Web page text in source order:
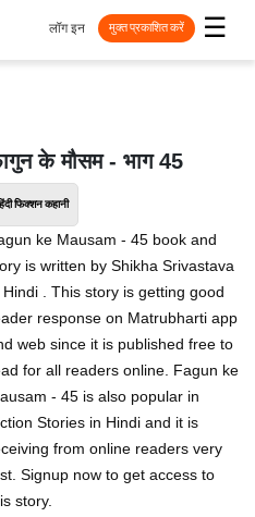
☰
लॉग इन मुक्त प्रकाशित करें
के मौसम - भाग 45
फिक्शन कहानी
ke Mausam - 45 book and
is written by Shikha Srivastava
Hindi . This story is getting good
response on Matrubharti app
web since it is published free to
for all readers online. Fagun ke
- 45 is also popular in
Stories in Hindi and it is
from online readers very
Signup now to get access to
story.